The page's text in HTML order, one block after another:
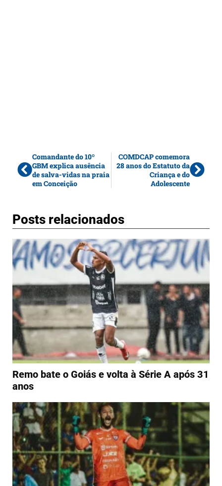
Comandante do 10º
GBM explica ausência
de salva-vidas na praia
em Conceição
COMDCAP comemora
28 anos do Estatuto da
Criança e do
Adolescente
Posts relacionados
Remo bate o Goiás e volta à Série A após 31
anos